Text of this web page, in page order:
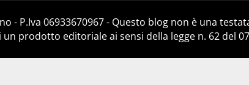
- P.Iva 06933670967 - Questo blog non è una
prodotto editoriale ai sensi della legge n. 62 del